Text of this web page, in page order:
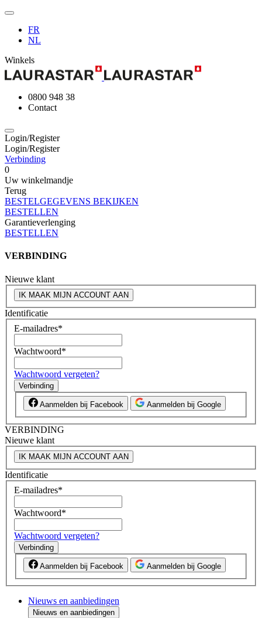
FR
NL
Winkels
0800 948 38
Contact
Login/Register
Login/Register
Verbinding
0
Uw winkelmandje
Terug
BESTELGEGEVENS BEKIJKEN
BESTELLEN
Garantieverlenging
BESTELLEN
VERBINDING
Nieuwe klant
IK MAAK MIJN ACCOUNT AAN
Identificatie
E-mailadres*
Wachtwoord*
Wachtwoord vergeten?
Verbinding
Aanmelden bij Facebook Aanmelden bij Google
VERBINDING
Nieuwe klant
IK MAAK MIJN ACCOUNT AAN
Identificatie
E-mailadres*
Wachtwoord*
Wachtwoord vergeten?
Verbinding
Aanmelden bij Facebook Aanmelden bij Google
Nieuws en aanbiedingen
Nieuws en aanbiedingen